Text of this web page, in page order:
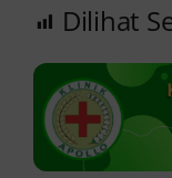
Dilihat